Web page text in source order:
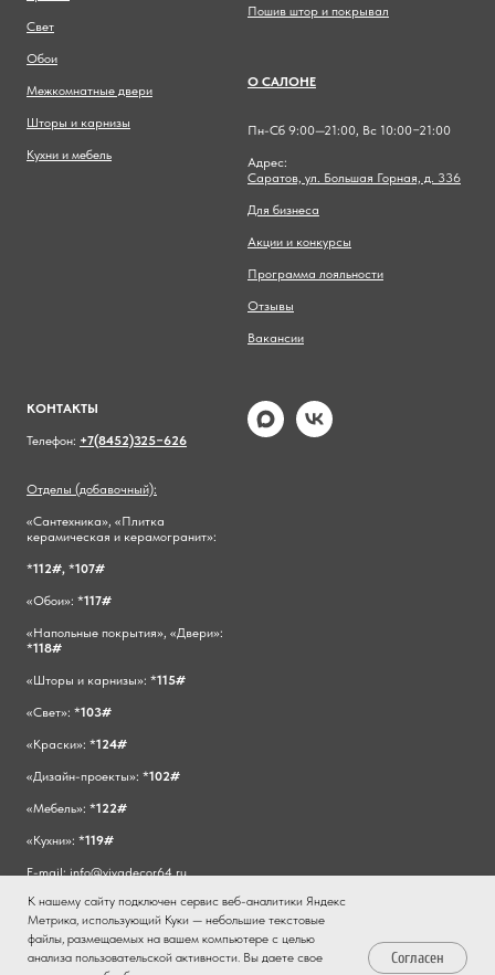
К нашему сайту подключен сервис веб-аналитики Яндекс
Метрика, использующий Куки — небольшие текстовые
файлы, размещаемых на вашем компьютере с целью
анализа пользовательской активности. Вы даете свое
Согласен
Свет
Обои
Межкомнатные двери
Шторы и карнизы
Кухни и мебель
Пошив штор и покрывал
О САЛОНЕ
Пн-Сб 9:00—21:00, Вс 10:00−21:00
Адрес:
Саратов, ул. Большая Горная, д. 336
Для бизнеса
Акции и конкурсы
Программа лояльности
Отзывы
Вакансии
КОНТАКТЫ
Телефон: +7(8452)325−626
Отделы (добавочный):
«Сантехника», «Плитка
керамическая и керамогранит»:
*112#, *107#
«Обои»: *117#
«Напольные покрытия», «Двери»:
*118#
«Шторы и карнизы»: *115#
«Свет»: *103#
«Краски»: *124#
«Дизайн-проекты»: *102#
«Мебель»: *122#
«Кухни»: *119#
E-mail:info@vivadecor64.ru